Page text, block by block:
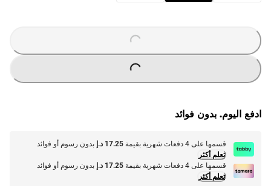
L
.
ادفع اليوم. بدون فوائد
قسمها على 4 دفعات شهرية بقيمة 17.25 د.إ
بدون رسوم أو فوائد
تعلم أكثر
قسمها على 4 دفعات شهرية بقيمة
17.25 د.إ
بدون رسوم أو فوائد
تعلم أكثر